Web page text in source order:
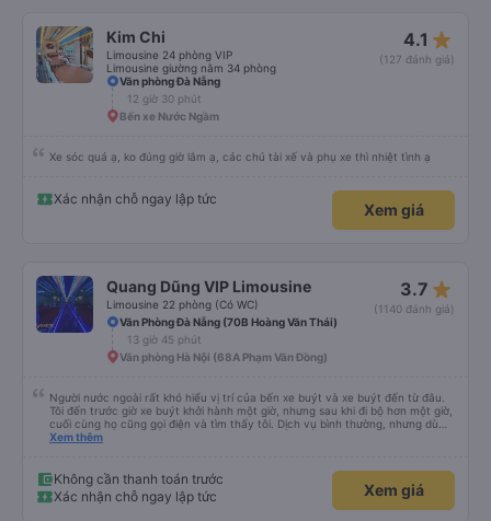
Kim Chi
Limousine 24 phòng VIP
Limousine giường nằm 34 phòng
4.1 star_rate
(127 đánh giá)
Văn phòng Đà Nẵng
12 giờ 30 phút
Bến xe Nước Ngầm
Xe sóc quá ạ, ko đúng giờ lắm ạ, các chú tài xế và phụ xe thì nhiệt tình ạ
Xác nhận chỗ ngay lập tức
Xem giá
Quang Dũng VIP Limousine
Limousine 22 phòng (Có WC)
3.7 star_rate
(1140 đánh giá)
Văn Phòng Đà Nẵng (70B Hoàng Văn Thái)
13 giờ 45 phút
Văn phòng Hà Nội (68A Phạm Văn Đồng)
Người nước ngoài rất khó hiểu vị trí của bến xe buýt và xe buýt đến từ đâu.
Tôi đến trước giờ xe buýt khởi hành một giờ, nhưng sau khi đi bộ hơn một giờ,
cuối cùng họ cũng gọi điện và tìm thấy tôi. Dịch vụ bình thường, nhưng dù
sao thì tôi ngủ ngon hơn ở khách sạn vì tôi rất thoải mái. Sẽ tuyệt hơn nếu
Xem thêm
Không cần thanh toán trước
Xác nhận chỗ ngay lập tức
Xem giá